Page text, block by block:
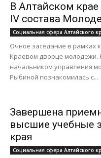
В Алтайском
IV состава
Социальная сфера Алтайского
Очное заседание в рамках
Краевом дворце молодежи.
начальником управления
Рыбиной познакомилась с...
Завершена
высшие учебные
края
Социальная сфера Алтайского